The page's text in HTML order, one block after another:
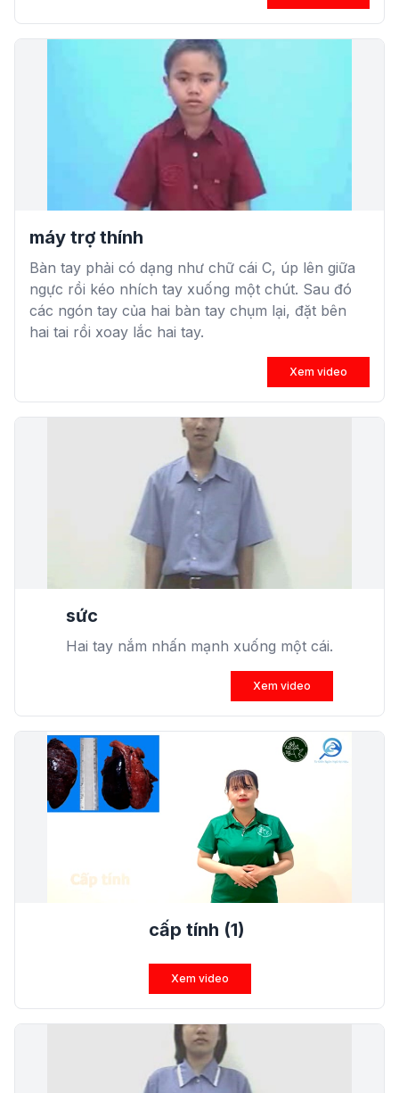
máy trợ thính
Bàn tay phải có dạng như chữ cái C, úp lên giữa
ngực rồi kéo nhích tay xuống một chút. Sau đó
các ngón tay của hai bàn tay chụm lại, đặt bên
hai tai rồi xoay lắc hai tay.
Xem video
sức
Hai tay nắm nhấn mạnh xuống một cái.
Xem video
cấp tính (1)
Xem video